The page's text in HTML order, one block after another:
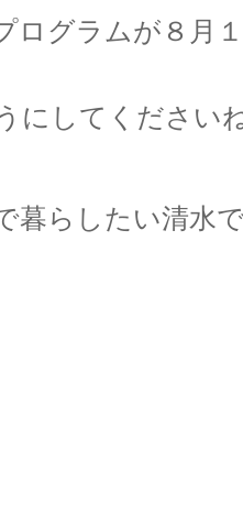
ログラムが８月
にしてください
暮らしたい清水